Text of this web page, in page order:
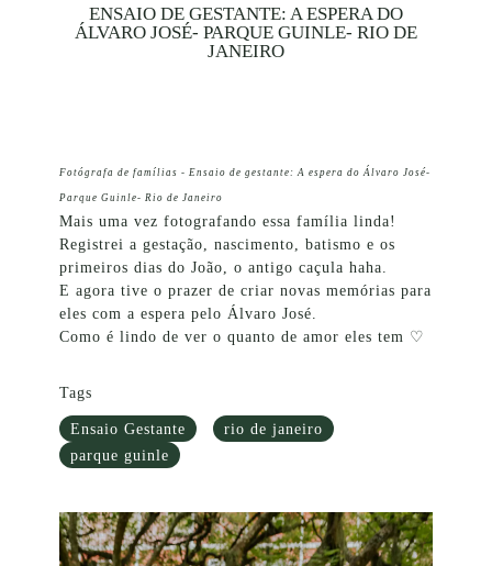
ENSAIO DE GESTANTE: A ESPERA DO
ÁLVARO JOSÉ- PARQUE GUINLE- RIO DE
JANEIRO
Fotógrafa de famílias - Ensaio de gestante: A espera do Álvaro José-
Parque Guinle- Rio de Janeiro
Mais uma vez fotografando essa família linda!
Registrei a gestação, nascimento, batismo e os
primeiros dias do João, o antigo caçula haha.
E agora tive o prazer de criar novas memórias para
eles com a espera pelo Álvaro José.
Como é lindo de ver o quanto de amor eles tem ♡
Tags
Ensaio Gestante
rio de janeiro
parque guinle